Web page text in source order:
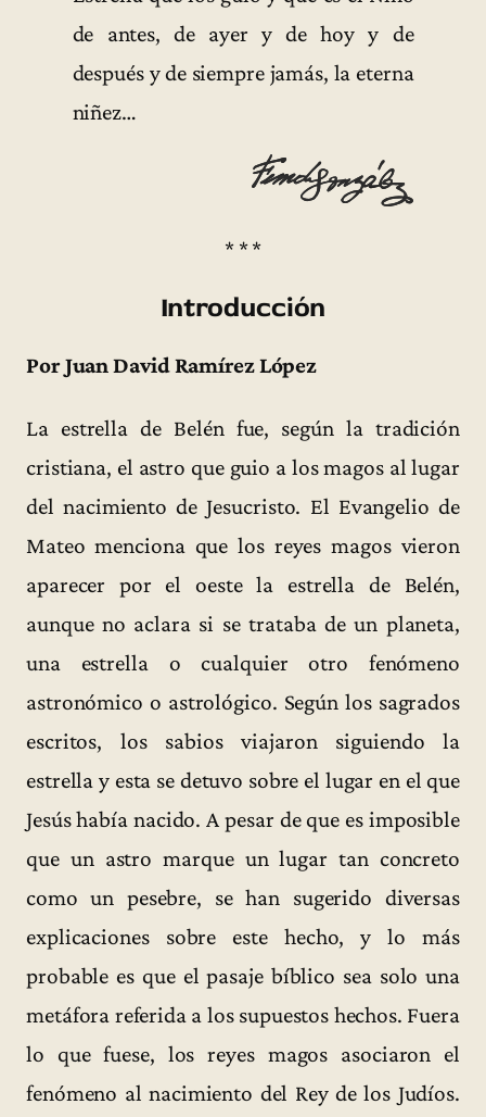
de antes, de ayer y de hoy y de
después y de siempre jamás, la eterna
niñez…
* * *
Introducción
Por Juan David Ramírez López
La estrella de Belén fue, según la tradición
cristiana, el astro que guio a los magos al lugar
del nacimiento de Jesucristo. El Evangelio de
Mateo menciona que los reyes magos vieron
aparecer por el oeste la estrella de Belén,
aunque no aclara si se trataba de un planeta,
una estrella o cualquier otro fenómeno
astronómico o astrológico. Según los sagrados
escritos, los sabios viajaron siguiendo la
estrella y esta se detuvo sobre el lugar en el que
Jesús había nacido. A pesar de que es imposible
que un astro marque un lugar tan concreto
como un pesebre, se han sugerido diversas
explicaciones sobre este hecho, y lo más
probable es que el pasaje bíblico sea solo una
metáfora referida a los supuestos hechos. Fuera
lo que fuese, los reyes magos asociaron el
fenómeno al nacimiento del Rey de los Judíos.